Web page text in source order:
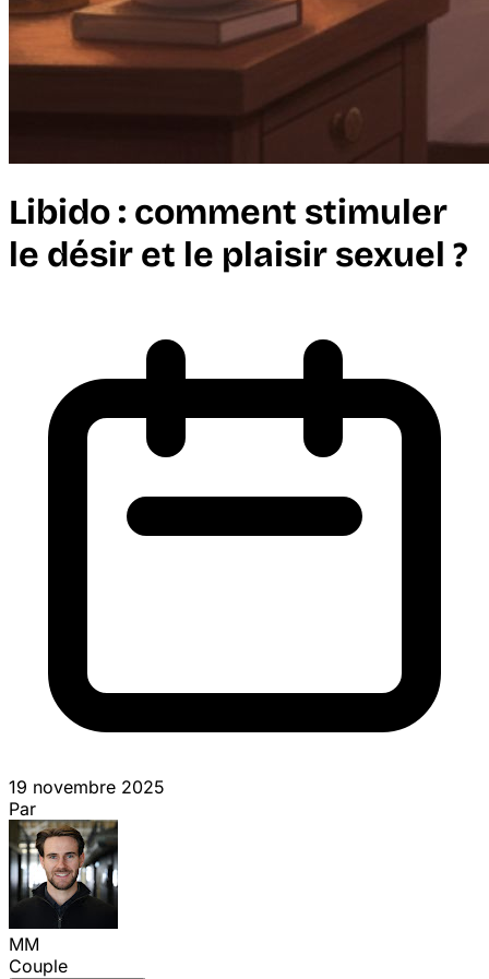
Libido : comment stimuler
le désir et le plaisir sexuel ?
19 novembre 2025
Par
MM
Couple